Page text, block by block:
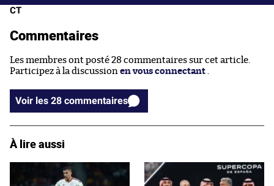
CT
Commentaires
Les membres ont posté 28 commentaires sur cet article.
Participez à la discussion en vous connectant
Voir les 28 commentaires
À lire aussi